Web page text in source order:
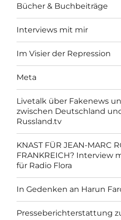
Bücher & Buchbeiträge
Interviews mit mir
Im Visier der Repression
Meta
Livetalk über Fakenews
zwischen Deutschland
Russland.tv
KNAST FÜR JEAN-MARC
FRANKREICH? Interview
für Radio Flora
In Gedenken an Harun
Presseberichterstattung